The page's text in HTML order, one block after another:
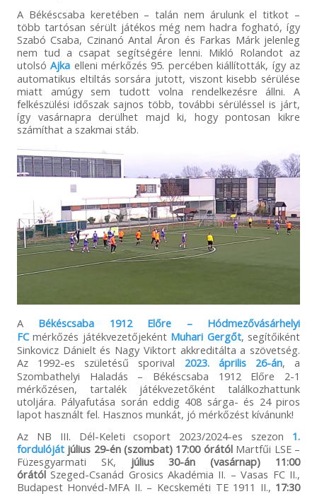
A Békéscsaba keretében – talán nem árulunk el titkot –
több tartósan sérült játékos még nem hadra fogható, így
Szabó Csaba, Czinanó Antal Áron és Farkas Márk jelenleg
nem tud a csapat segítségére lenni. Mikló Rolandot az
utolsóAjka elleni mérkőzés 95. percében kiállították, így az
automatikus eltiltás sorsára jutott, viszont kisebb sérülése
miatt amúgy sem tudott volna rendelkezésre állni. A
felkészülési időszak sajnos több, további sérüléssel is járt,
így vasárnapra derülhet majd ki, hogy pontosan kikre
számíthat a szakmai stáb.
A Békéscsaba 1912 Előre – Hódmezővásárhelyi
FCmérkőzés játékvezetőjeként Muhari Gergőt, segítőiként
Sinkovicz Dánielt és Nagy Viktort akkreditálta a szövetség.
Az 1992-es születésű sporival 2023. április 26-án, a
Szombathelyi Haladás – Békéscsaba 1912 Előre 2-1
mérkőzésen, tartalék játékvezetőként találkozhattunk
utoljára. Pályafutása során eddig 408 sárga- és 24 piros
lapot használt fel. Hasznos munkát, jó mérkőzést kívánunk!
Az NB III. Dél-Keleti csoport 2023/2024-es szezon 1.
fordulójátjúlius 29-én (szombat) 17:00 órátólMartfűi LSE –
Füzesgyarmati SK, július 30-án (vasárnap) 11:00
órátólSzeged-Csanád Grosics Akadémia II. – Vasas FC II.,
Budapest Honvéd-MFA II. – Kecskeméti TE 1911 II., 17:30